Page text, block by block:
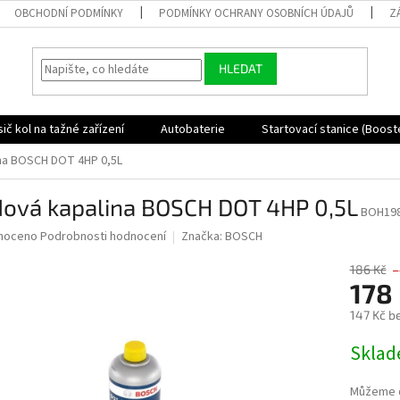
OBCHODNÍ PODMÍNKY PODMÍNKY OCHRANY OSOBNÍCH ÚDAJŮ
HLEDAT
kol na tažné zařízení Autobaterie Startovací stanice
BOSCH DOT 4HP 0,5L
kapalina BOSCH DOT 4HP 0,5L
Podrobnosti hodnocení Značka: BOSCH
186 Kč
178
147 Kč
cena:
Můžeme